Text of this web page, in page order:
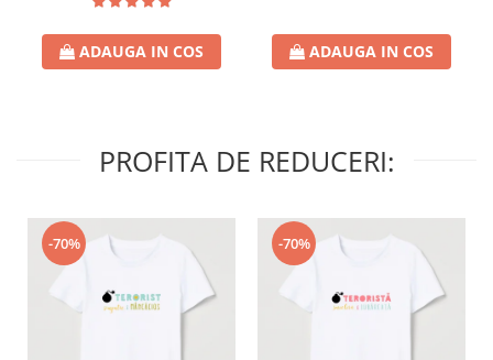
ADAUGA IN COS ADAUGA IN COS
PROFITA DE REDUCERI:
-70% -70%